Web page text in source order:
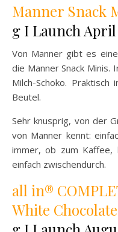
Manner Snack
g I Launch April
Von Manner gibt es
die Manner Snack Minis.
Milch-Schoko.
Beutel.
Sehr knusprig, von der
von Manner kennt:
immer, ob zum Kaffee,
einfach zwischendurch.
all in®
White